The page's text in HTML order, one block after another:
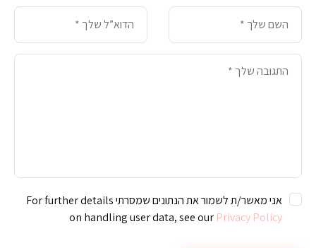
אני מאשר/ת לשמור את הנתונים שמסרתי For further details
on handling user data, see our Privacy Policy